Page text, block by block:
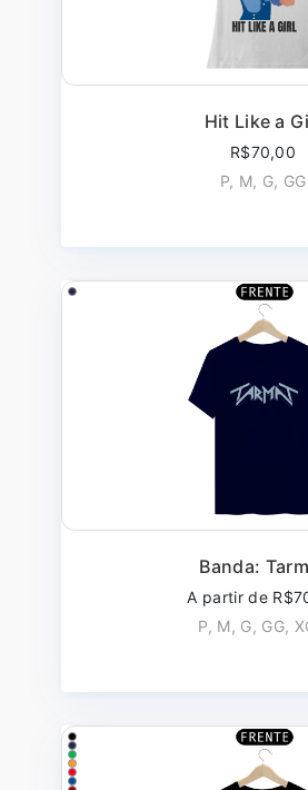
Hit Like a
R$70,00
P, M, G, GG
Banda:
A partir de
P, M, G, GG,